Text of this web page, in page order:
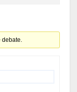
debate.